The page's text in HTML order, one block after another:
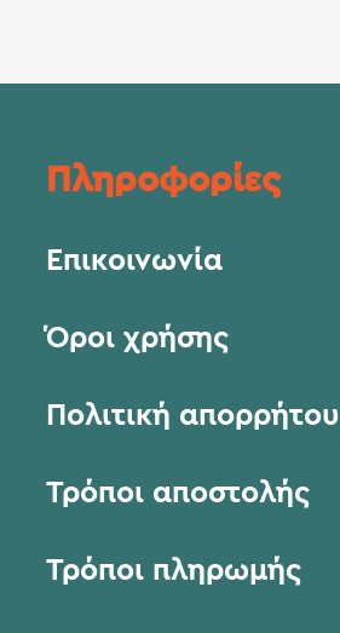
Πληροφορίες
Επικοινωνία
Όροι χρήσης
Πολιτική απορρήτου
Τρόποι αποστολής
Τρόποι πληρωμής